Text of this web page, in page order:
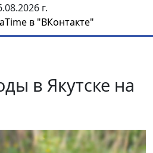
г.
в "ВКонтакте"
в Якутске на